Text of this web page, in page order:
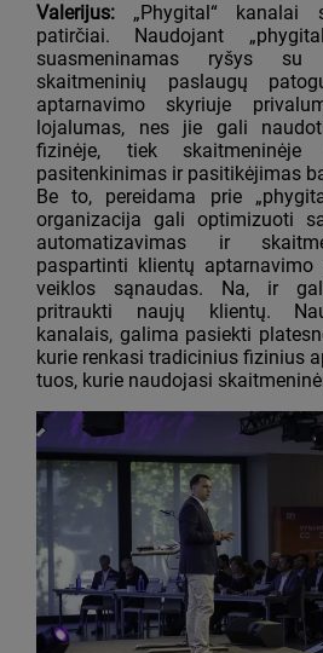
Valerijus: „Phygital“ kanalai
patirčiai. Naudojant
suasmeninamas ryšys su
skaitmeninių paslaugų
aptarnavimo skyriuje
lojalumas, nes jie gali
fizinėje, tiek
pasitenkinimas ir pasitikėjimas
Be to, pereidama prie
organizacija gali optimizuoti
automatizavimas ir
paspartinti klientų
veiklos sąnaudas. Na, ir
pritraukti naujų klientų.
kanalais, galima pasiekti
kurie renkasi tradicinius fizinius
tuos, kurie naudojasi